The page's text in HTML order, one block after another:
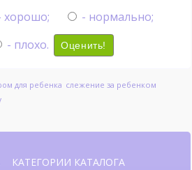
хорошо;
- нормально;
- плохо. Оценить!
для ребенка слежение за ребенком
КАТЕГОРИИ КАТАЛОГА